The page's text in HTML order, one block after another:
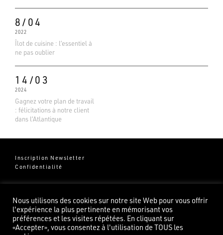
8/04
2022
Îlot de cuisine : l’essentiel à
ne pas oublier
14/03
2024
Gagnez votre plan de travail
: félicitations à notre client
dans l’Atlantique
Inscription Newsletter
Confidentialité
Groupe Pierredeplan
82100 Castelsarrasin
Basé sur 138 avis
Nous utilisons des cookies sur notre site Web pour vous offrir
l'expérience la plus pertinente en mémorisant vos
préférences et les visites répétées. En cliquant sur
«Accepter», vous consentez à l'utilisation de TOUS les